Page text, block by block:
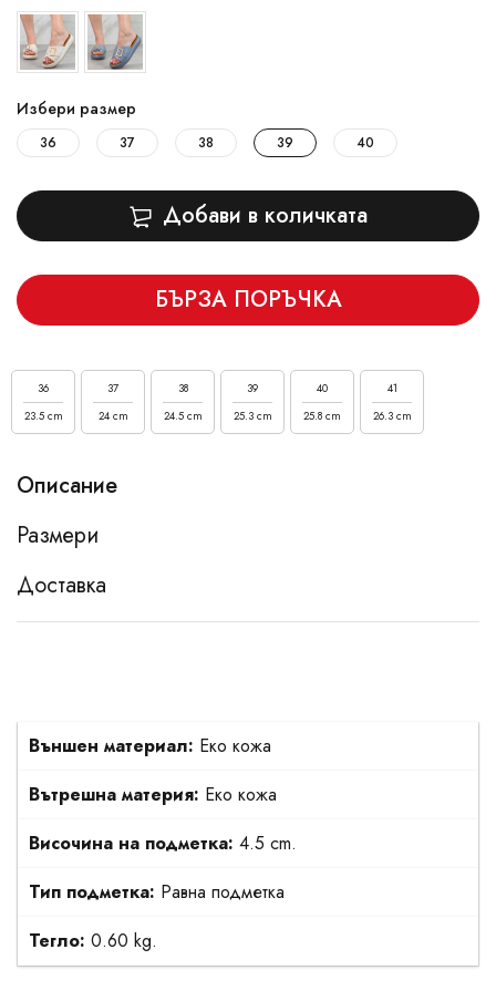
Избери размер
36 37 38 39 40
Добави в количката
БЪРЗА ПОРЪЧКА
36
23.5 cm
37
24 cm
38
24.5 cm
39
25.3 cm
40
25.8 cm
41
26.3 cm
Описание
Размери
Доставка
Външен материал: Еко кожа
Вътрешна материя: Еко кожа
Височина на подметка: 4.5 cm.
Тип подметка: Равна подметка
Тегло: 0.60 kg.